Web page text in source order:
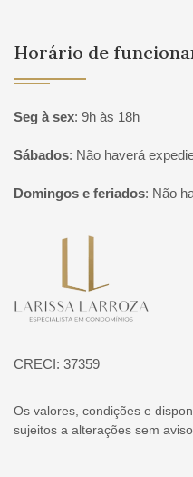
Horário de
Seg à sex: 9h às 18h
Sábados: Não haverá
Domingos e feriados: Não
CRECI: 37359
Os valores, condições e
sujeitos a alterações sem